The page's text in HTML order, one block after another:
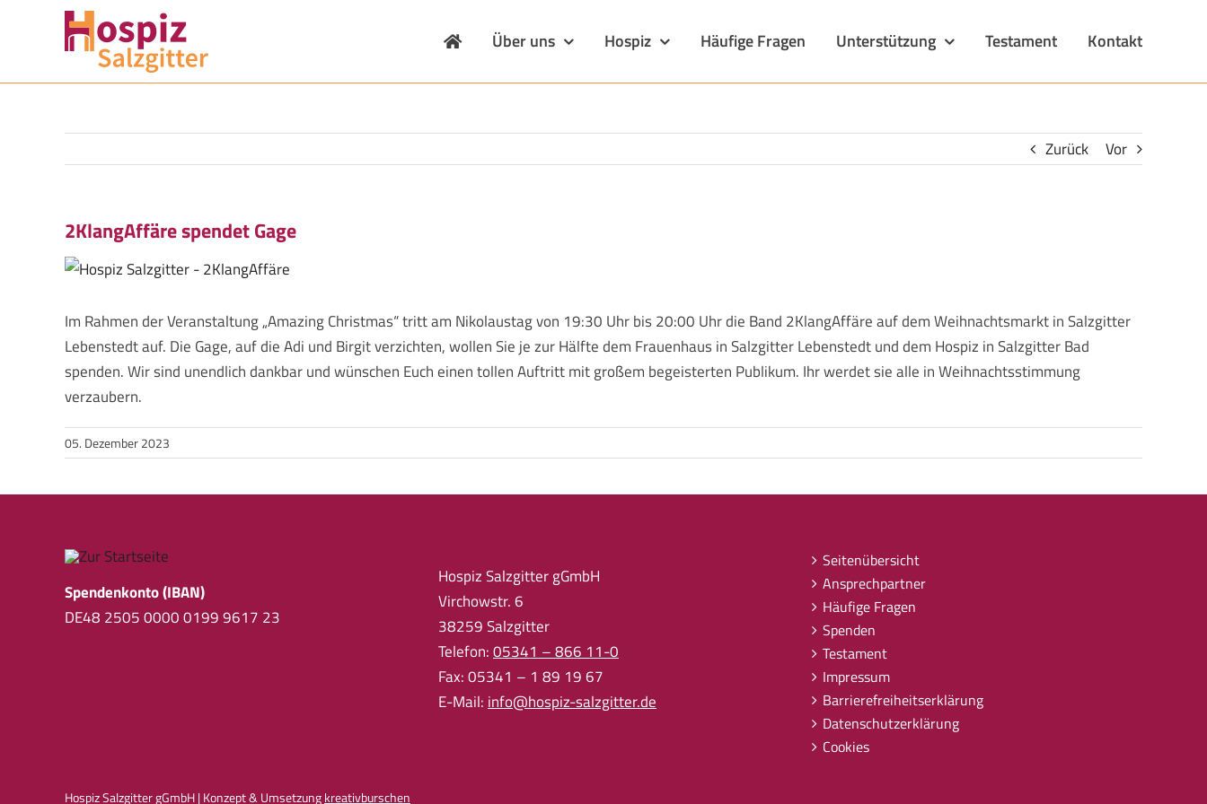
Über uns Hospiz Häufige Fragen Unterstützung Testament Kontakt
Zurück Vor
2KlangAffäre spendet Gage
Zeige
Bild
Im Rahmen der Veranstaltung „Amazing Christmas“ tritt am Nikolaustag von 19:30 Uhr bis 20:00 Uhr die Band 2KlangAffäre auf dem Weihnachtsmarkt in Salzgitter
Lebenstedt auf. Die Gage, auf die Adi und Birgit verzichten, wollen Sie je zur Hälfte dem Frauenhaus in Salzgitter Lebenstedt und dem Hospiz in Salzgitter Bad
spenden. Wir sind unendlich dankbar und wünschen Euch einen tollen Auftritt mit großem begeisterten Publikum. Ihr werdet sie alle in Weihnachtsstimmung
verzaubern.
05. Dezember 2023
Spendenkonto (IBAN)
DE48 2505 0000 0199 9617 23
Hospiz Salzgitter gGmbH
Virchowstr. 6
38259 Salzgitter
Telefon:05341 – 866 11-0
Fax: 05341 – 1 89 19 67
E-Mail: info@hospiz-salzgitter.de
Seitenübersicht
Ansprechpartner
Häufige Fragen
Spenden
Testament
Impressum
Barrierefreiheitserklärung
Datenschutzerklärung
Cookies
Hospiz Salzgitter gGmbH | Konzept & Umsetzung kreativburschen